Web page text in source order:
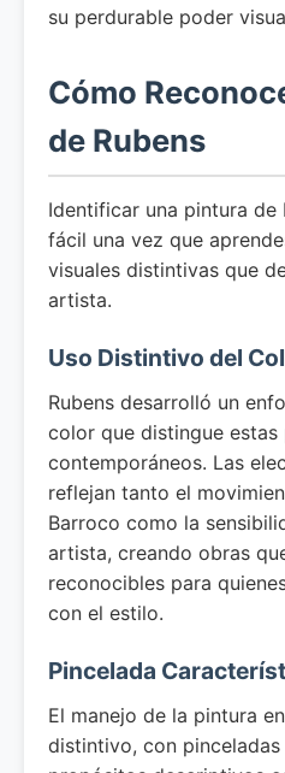
su perdurable poder
Cómo
de Rubens
Identificar una pintura de
fácil una vez que
visuales distintivas que
artista.
Uso Distintivo del
Rubens desarrolló un
color que distingue estas
contemporáneos. Las
reflejan tanto el
Barroco como la
artista, creando obras
reconocibles para
con el estilo.
Pincelada
El manejo de la pintura
distintivo, con